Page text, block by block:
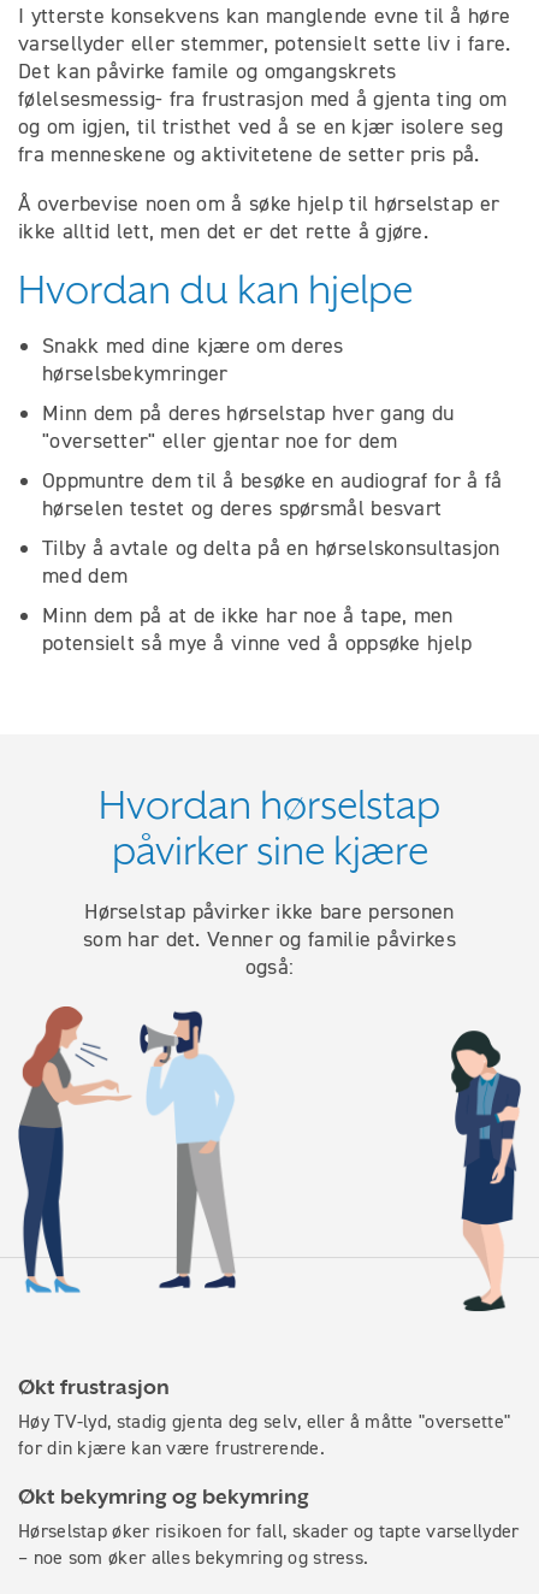
I ytterste konsekvens kan manglende evne til å høre
varsellyder eller stemmer, potensielt sette liv i fare.
Det kan påvirke famile og omgangskrets
følelsesmessig- fra frustrasjon med å gjenta ting om
og om igjen, til tristhet ved å se en kjær isolere seg
fra menneskene og aktivitetene de setter pris på.
Å overbevise noen om å søke hjelp til hørselstap er
ikke alltid lett, men det er det rette å gjøre.
Hvordan du kan hjelpe
Snakk med dine kjære om deres
hørselsbekymringer
Minn dem på deres hørselstap hver gang du
"oversetter" eller gjentar noe for dem
Oppmuntre dem til å besøke en audiograf for å få
hørselen testet og deres spørsmål besvart
Tilby å avtale og delta på en hørselskonsultasjon
med dem
Minn dem på at de ikke har noe å tape, men
potensielt så mye å vinne ved å oppsøke hjelp
Hvordan hørselstap
påvirker sine kjære
Hørselstap påvirker ikke bare personen
som har det. Venner og familie påvirkes
også:
Økt frustrasjon
Høy TV-lyd, stadig gjenta deg selv, eller å måtte "oversette"
for din kjære kan være frustrerende.
Økt bekymring og bekymring
Hørselstap øker risikoen for fall, skader og tapte varsellyder
– noe som øker alles bekymring og stress.